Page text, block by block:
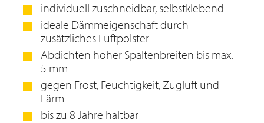
individuell zuschneidbar, selbstklebend
ideale Dämmeigenschaft durch
zusätzliches Luftpolster
Abdichten hoher Spaltenbreiten bis max.
5 mm
gegen Frost, Feuchtigkeit, Zugluft und
Lärm
bis zu 8 Jahre haltbar